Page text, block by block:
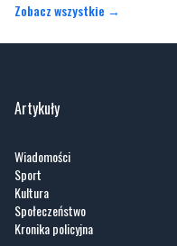
Zobacz wszystkie →
Artykuły
Wiadomości
Sport
Kultura
Społeczeństwo
Kronika policyjna